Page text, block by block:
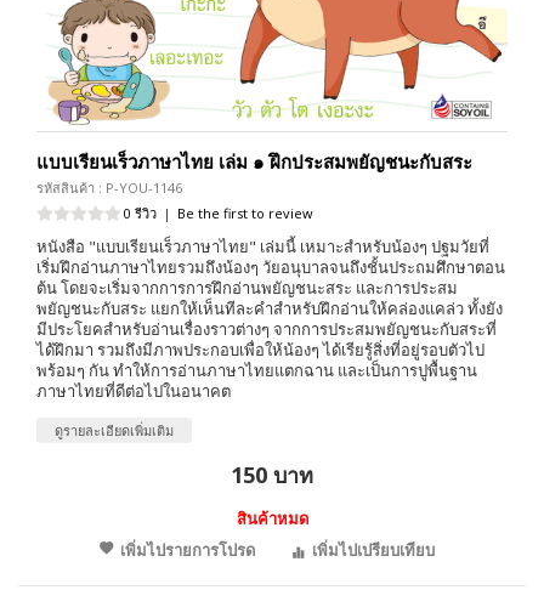
แบบเรียนเร็วภาษาไทย เล่ม ๑ ฝึกประสมพยัญชนะกับสระ
รหัสสินค้า : P-YOU-1146
0 รีวิว | Be the first to review
หนังสือ "แบบเรียนเร็วภาษาไทย" เล่มนี้ เหมาะสำหรับน้องๆ ปฐมวัยที่
เริ่มฝึกอ่านภาษาไทยรวมถึงน้องๆ วัยอนุบาลจนถึงชั้นประถมศึกษาตอน
ต้น โดยจะเริ่มจากการการฝึกอ่านพยัญชนะสระ และการประสม
พยัญชนะกับสระ แยกให้เห็นทีละคำสำหรับฝึกอ่านให้คล่องแคล่ว ทั้งยัง
มีประโยคสำหรับอ่านเรื่องราวต่างๆ จากการประสมพยัญชนะกับสระที่
ได้ฝึกมา รวมถึงมีภาพประกอบเพื่อให้น้องๆ ได้เรียรู้สิ่งที่อยู่รอบตัวไป
พร้อมๆ กัน ทำให้การอ่านภาษาไทยแตกฉาน และเป็นการปูพื้นฐาน
ภาษาไทยที่ดีต่อไปในอนาคต
ดูรายละเอียดเพิ่มเติม
150 บาท
สินค้าหมด
เพิ่มไปรายการโปรด
เพิ่มไปเปรียบเทียบ